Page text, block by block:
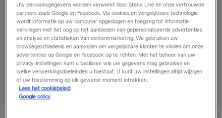
Kiel → Göteborg
Frederikshavn → Göteborg
Gdynia → Karlskrona
Rostock → Trelleborg
Göteborg → Kiel
Reizen met huisdieren
Ferry en trein
Uw persoonsgegevens worden verwerkt door Stena Line en onze vertrouwde
partners zoals Google en Facebook. Via cookies en vergelijkbare technologie
wordt informatie op uw computer opgeslagen en toegang tot informatie
verkregen met het oog op het aanbieden van gepersonaliseerde advertenties
en analyse en statistieken van contentmarketing. We gebruiken uw
browsegeschiedenis en aankopen om vergelijkbare klanten te vinden om onze
advertenties op Google en Facebook op te richten. Met het beheer van uw
privacy-instellingen kunt u beslissen wie uw gegevens mag gebruiken en
welke verwerkingsdoeleinden u toestaat. U kunt uw instellingen altijd wijzigen
of uw toestemming op elk gewenst moment intrekken.
Lees het cookiebeleid
Google policy